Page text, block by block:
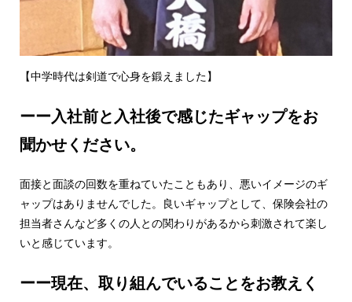
【中学時代は剣道で心身を鍛えました】
ーー入社前と入社後で感じたギャップをお
聞かせください。
面接と面談の回数を重ねていたこともあり、悪いイメージのギ
ャップはありませんでした。良いギャップとして、保険会社の
担当者さんなど多くの人との関わりがあるから刺激されて楽し
いと感じています。
ーー現在、取り組んでいることをお教えく